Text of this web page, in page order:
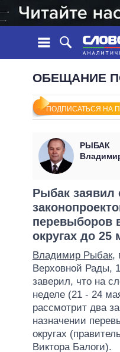
ЛЕНТА
СОБЫТИЯ
СТАТЬИ
МНЕНИЯ
ОБЗОРЫ
ДАЙДЖЕСТЫ
ВСЕ ПОЛИТИКИ
ПРЕЗИДЕНТ И
ВЕРХОВНАЯ
КАБИНЕТ
ГЛАВЫ
МЭРЫ
ВСЕ ПЕРСОНЫ
ОБЕЩАНИЕ
ПОДПИСАТЬСЯ НА
РЫБАК
Рыбак заявил
перевыборов
округах до 25
Владимир Рыбак,
Верховной Рады,
заверил, что на
неделе (21 - 24
рассмотрит два
назначении
округах
Виктора Балоги).